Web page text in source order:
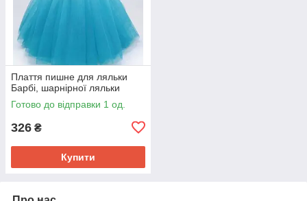
Плаття пишне для ляльки
Барбі, шарнірної ляльки
Готово до відправки 1 од.
326 ₴
Купити